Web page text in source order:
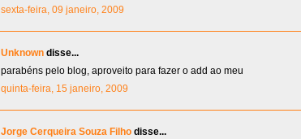
sexta-feira, 09 janeiro, 2009
Unknown disse...
parabéns pelo blog, aproveito para fazer o add ao meu
quinta-feira, 15 janeiro, 2009
Jorge Cerqueira Souza Filho disse...